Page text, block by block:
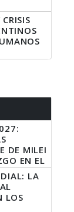
DE MILEI
EN EL
LA
LOS